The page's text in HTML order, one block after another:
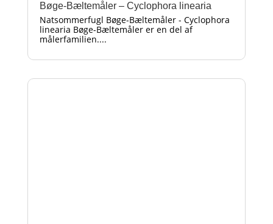
Bøge-Bæltemåler – Cyclophora linearia
Natsommerfugl Bøge-Bæltemåler - Cyclophora
linearia Bøge-Bæltemåler er en del af
målerfamilien....